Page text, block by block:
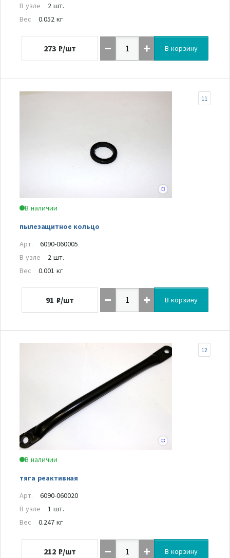
В узле
2 шт.
Вес
0.052 кг
273 ₽/шт В корзину
В наличии
пылезащитное кольцо
11
Арт.
6090-060005
В узле
2 шт.
Вес
0.001 кг
91 ₽/шт В корзину
В наличии
тяга реактивная
12
Арт.
6090-060020
В узле
1 шт.
Вес
0.247 кг
212 ₽/шт В корзину